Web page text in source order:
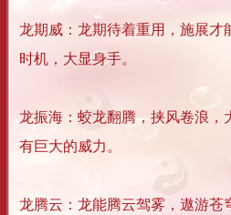
龙期威：龙期待着重用，施展才
时机，大显身手。
龙振海：蛟龙翻腾，挟风卷浪，
有巨大的威力。
龙腾云：龙能腾云驾雾，遨游苍